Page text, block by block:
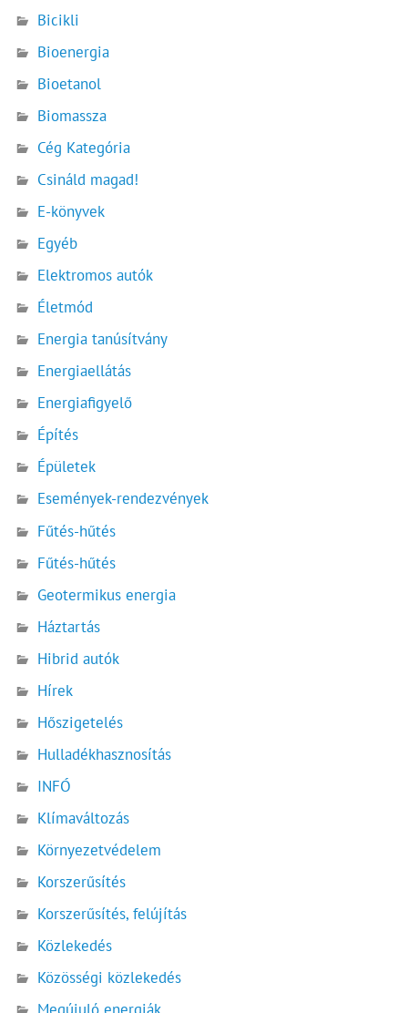
Bicikli
Bioenergia
Bioetanol
Biomassza
Cég Kategória
Csináld magad!
E-könyvek
Egyéb
Elektromos autók
Életmód
Energia tanúsítvány
Energiaellátás
Energiafigyelő
Építés
Épületek
Események-rendezvények
Fűtés-hűtés
Fűtés-hűtés
Geotermikus energia
Háztartás
Hibrid autók
Hírek
Hőszigetelés
Hulladékhasznosítás
INFÓ
Klímaváltozás
Környezetvédelem
Korszerűsítés
Korszerűsítés, felújítás
Közlekedés
Közösségi közlekedés